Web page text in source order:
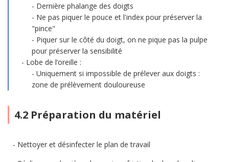
Dernière phalange des doigts
Ne pas piquer le pouce et l'index pour préserver la
"pince"
Piquer sur le côté du doigt, on ne pique pas la pulpe
pour préserver la sensibilité
Lobe de l’oreille :
Uniquement si impossible de prélever aux doigts :
zone de prélèvement douloureuse
4.2 Préparation du matériel
Nettoyer et désinfecter le plan de travail